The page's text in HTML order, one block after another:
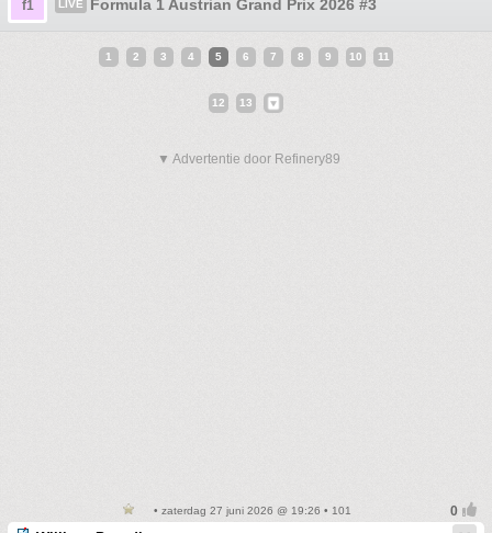
f1 LIVE Formula 1 Austrian Grand Prix 2026 #3
1 2 3 4 5 6 7 8 9 10 11
12 13
▼ Advertentie door Refinery89
• zaterdag 27 juni 2026 @ 19:26 • 101